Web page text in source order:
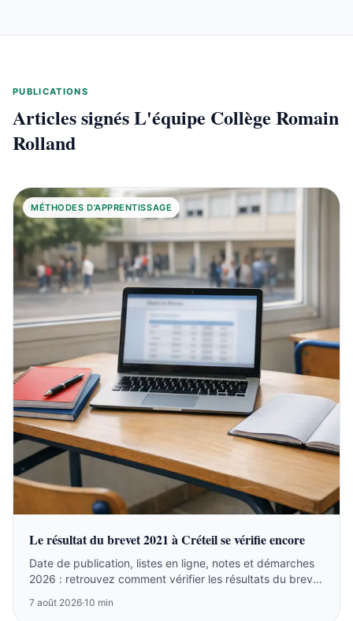
PUBLICATIONS
Articles signés L'équipe Collège Romain
Rolland
MÉTHODES D'APPRENTISSAGE
Le résultat du brevet 2021 à Créteil se vérifie encore
Date de publication, listes en ligne, notes et démarches
2026 : retrouvez comment vérifier les résultats du brevet
7 août 2026·10 min